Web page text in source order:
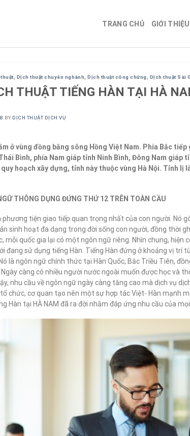
TRANG CHỦ GIỚI THIỆU
Dịch thuật chuyên nghành ,Dịch thuật công chứng Dịch thuật Sài
THUẬT TIẾNG HÀN TẠI HÀ
BY DỊCH THUẬT DỊCH VỤ
ở vùng đồng bằng sông Hồng Việt Nam. Phía Bắc
Bình, phía Nam giáp tỉnh Ninh Bình, Đông Nam giáp
hoạch xây dựng, tỉnh này thuộc vùng Hà Nội. Tỉnh lị
THÔNG DỤNG ĐỨNG THỨ 12 TRÊN TOÀN CẦU
phương tiện giao tiếp quan trọng nhất của con người. Nó
sinh hoạt đa dạng trong đời sống con người, đồng thời
mỗi quốc gia lại có một ngôn ngữ riêng. Nhìn chung, hiện
đang sử dụng tiếng Hàn. Tiếng Hàn đứng ở khoảng vị trí
là ngôn ngữ chính thức tại Hàn Quốc, Bắc Triều Tiên,
càng có nhiều người nước ngoài muốn được học và
nhu cầu về ngôn ngữ ngày càng tăng cao mà dịch vụ
chức, cơ quan tạo nên một sự hợp tác Việt- Hàn mạnh
Hàn tại HÀ NAM đã ra đời nhằm đáp ứng nhu cầu của mọi